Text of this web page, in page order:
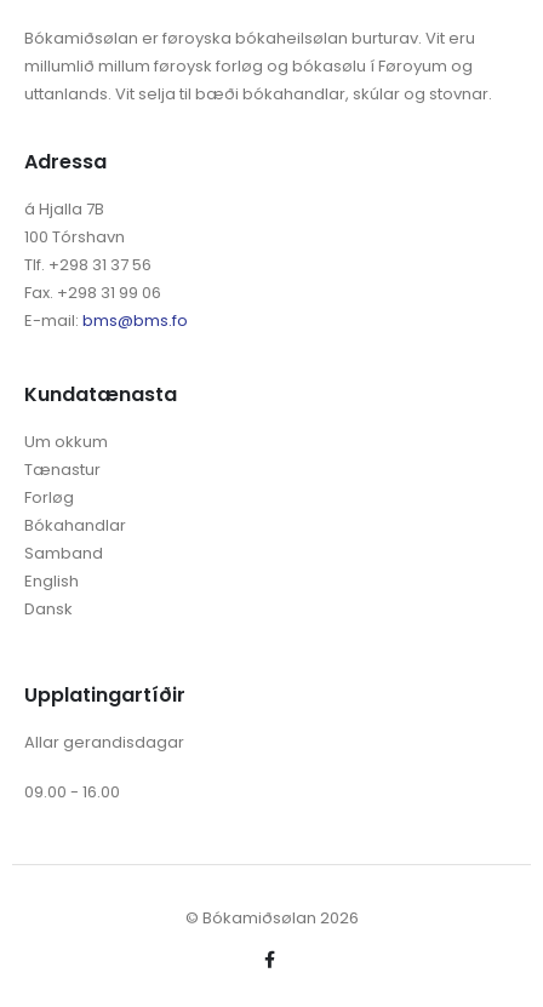
Bókamiðsølan er føroyska bókaheilsølan burturav. Vit eru
millumlið millum føroysk forløg og bókasølu í Føroyum og
uttanlands. Vit selja til bæði bókahandlar, skúlar og stovnar.
Adressa
á Hjalla 7B
100 Tórshavn
Tlf. +298 31 37 56
Fax. +298 31 99 06
E-mail: bms@bms.fo
Kundatænasta
Um okkum
Tænastur
Forløg
Bókahandlar
Samband
English
Dansk
Upplatingartíðir
Allar gerandisdagar
09.00 - 16.00
© Bókamiðsølan 2026